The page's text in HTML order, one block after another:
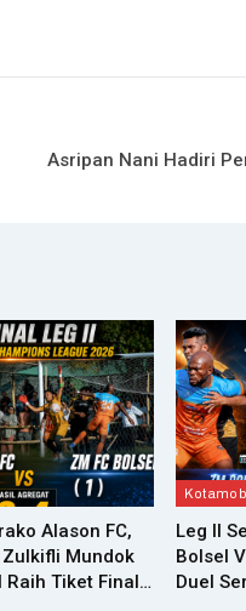
Asripan Nani Hadiri
Alason FC,
Mundok
Raih Tiket Final…
Leg II
Bolsel
Duel